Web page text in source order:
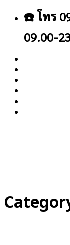
เนื้อหา
☎️ โทร
09.00-